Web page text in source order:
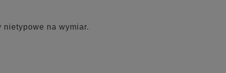
nietypowe na wymiar.